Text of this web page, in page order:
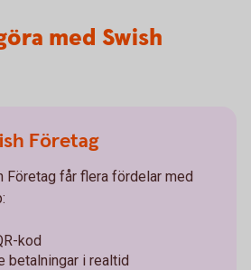
med Swish
Företag
Företag får flera fördelar med
kod
betalningar i realtid